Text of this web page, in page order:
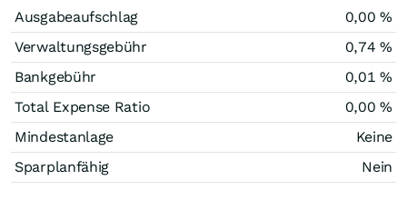
Ausgabeaufschlag
0,00 %
Verwaltungsgebühr
0,74 %
Bankgebühr
0,01 %
Total Expense Ratio
0,00 %
Mindestanlage
Keine
Sparplanfähig
Nein